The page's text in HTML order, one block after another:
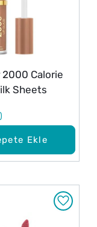
Ekle
2000 Calorie
Sheets